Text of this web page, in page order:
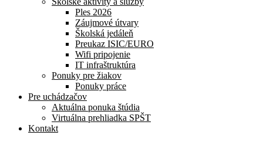
Ples 2026
Záujmové útvary
Školská jedáleň
Preukaz ISIC/EURO
Wifi pripojenie
IT infraštruktúra
Ponuky pre žiakov
Ponuky práce
Pre uchádzačov
Aktuálna ponuka štúdia
Virtuálna prehliadka SPŠT
Kontakt